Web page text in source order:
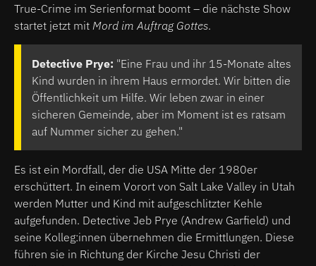
True-Crime im Serienformat boomt – die nächste Show
startet jetzt mit Mord im Auftrag Gottes.
Detective Prye: "Eine Frau und ihr 15-Monate altes
Kind wurden in ihrem Haus ermordet. Wir bitten die
Öffentlichkeit um Hilfe. Wir leben zwar in einer
sicheren Gemeinde, aber im Moment ist es ratsam
auf Nummer sicher zu gehen."
Es ist ein Mordfall, der die USA Mitte der 1980er
erschüttert. In einem Vorort von Salt Lake Valley in Utah
werden Mutter und Kind mit aufgeschlitzter Kehle
aufgefunden. Detective Jeb Prye (Andrew Garfield) und
seine Kolleg:innen übernehmen die Ermittlungen. Diese
führen sie in Richtung der Kirche Jesu Christi der